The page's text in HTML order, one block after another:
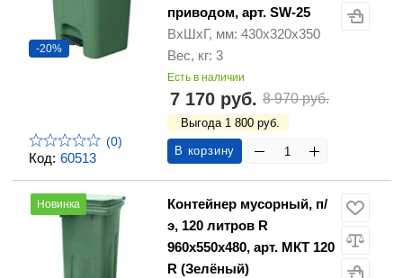
Код: 60513
-20%
(0)
приводом, арт. SW-25
ВхШхГ, мм: 430х320х350
Вес, кг: 3
Есть в наличии
7 170 руб. 8 970 руб.
Выгода 1 800 руб.
В корзину
Новинка
Контейнер мусорный, п/
э, 120 литров R
960х550х480, арт. МКТ 120
R (Зелёный)